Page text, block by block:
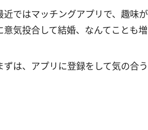
近ではマッチングアプリで、趣味
意気投合して結婚、なんてことも
ずは、アプリに登録をして気の合